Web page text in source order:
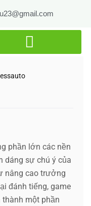
phần lớn các nền
dáng sự chú ý của
nâng cao trưởng
đánh tiếng, game
một phần